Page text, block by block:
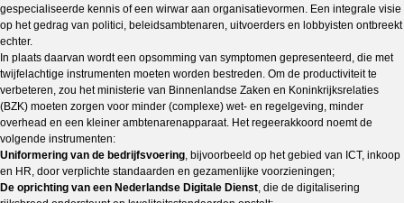
gespecialiseerde kennis of een wirwar aan organisatievormen. Een integrale visie
op het gedrag van politici, beleidsambtenaren, uitvoerders en lobbyisten ontbreekt
echter.
In plaats daarvan wordt een opsomming van symptomen gepresenteerd, die met
twijfelachtige instrumenten moeten worden bestreden. Om de productiviteit te
verbeteren, zou het ministerie van Binnenlandse Zaken en Koninkrijksrelaties
(BZK) moeten zorgen voor minder (complexe) wet- en regelgeving, minder
overhead en een kleiner ambtenarenapparaat. Het regeerakkoord noemt de
volgende instrumenten:
Uniformering van de bedrijfsvoering, bijvoorbeeld op het gebied van ICT, inkoop
en HR, door verplichte standaarden en gezamenlijke voorzieningen;
De oprichting van een Nederlandse Digitale Dienst, die de digitalisering